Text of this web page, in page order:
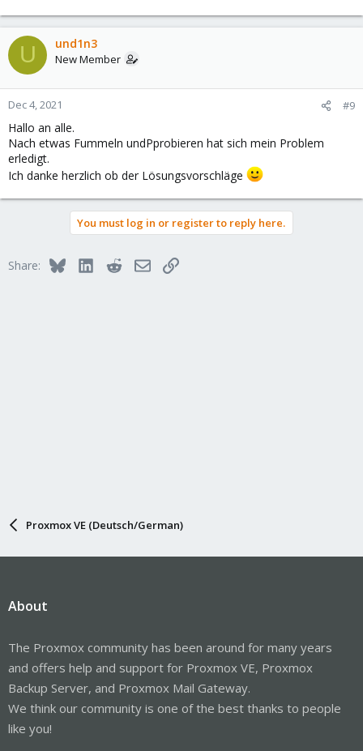
U und1n3
New Member
Dec 4, 2021 #9
Hallo an alle.
Nach etwas Fummeln undPprobieren hat sich mein Problem
erledigt.
Ich danke herzlich ob der Lösungsvorschläge
You must log in or register to reply here.
Share: BlueskyLinkedInRedditEmailLink
Proxmox VE (Deutsch/German)
About
The Proxmox community has been around for many years
and offers help and support for Proxmox VE, Proxmox
Backup Server, and Proxmox Mail Gateway.
We think our community is one of the best thanks to people
like you!